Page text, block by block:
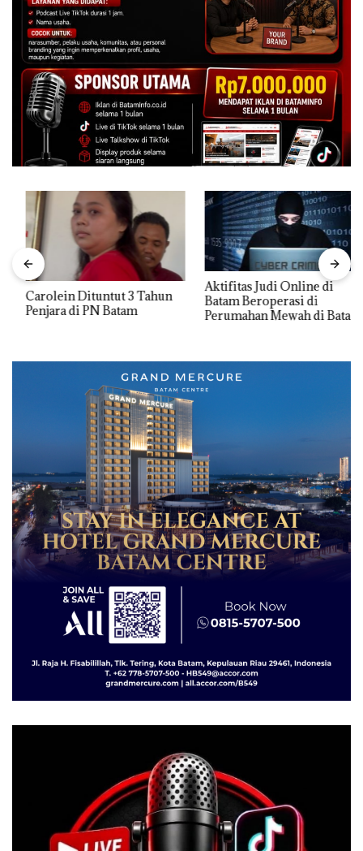
Carolein Dituntut 3 Tahun
Penjara di PN Batam
Aktifitas Judi Online di
Batam Beroperasi di
Perumahan Mewah di Batam